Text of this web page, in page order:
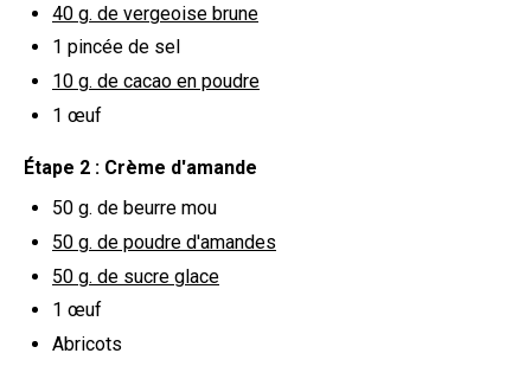
40 g. de vergeoise brune
1 pincée de sel
10 g. de cacao en poudre
1 œuf
Étape 2 : Crème d'amande
50 g. de beurre mou
50 g. de poudre d'amandes
50 g. de sucre glace
1 œuf
Abricots